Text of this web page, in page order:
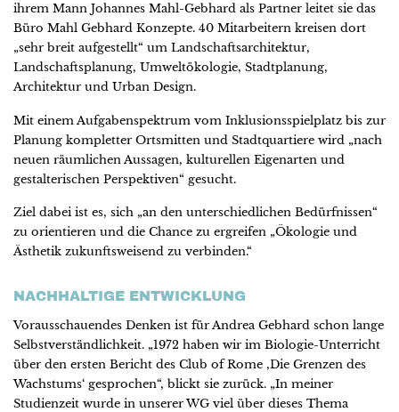
ihrem Mann Johannes Mahl-Gebhard als Partner leitet sie das
Büro Mahl Gebhard Konzepte. 40 Mitarbeitern kreisen dort
„sehr breit aufgestellt“ um Landschaftsarchitektur,
Landschaftsplanung, Umweltökologie, Stadtplanung,
Architektur und Urban Design.
Mit einem Aufgabenspektrum vom Inklusionsspielplatz bis zur
Planung kompletter Ortsmitten und Stadtquartiere wird „nach
neuen räumlichen Aussagen, kulturellen Eigenarten und
gestalterischen Perspektiven“ gesucht.
Ziel dabei ist es, sich „an den unterschiedlichen Bedürfnissen“
zu orientieren und die Chance zu ergreifen „Ökologie und
Ästhetik zukunftsweisend zu verbinden.“
NACHHALTIGE ENTWICKLUNG
Vorausschauendes Denken ist für Andrea Gebhard schon lange
Selbstverständlichkeit. „1972 haben wir im Biologie-Unterricht
über den ersten Bericht des Club of Rome ‚Die Grenzen des
Wachstums‘ gesprochen“, blickt sie zurück. „In meiner
Studienzeit wurde in unserer WG viel über dieses Thema